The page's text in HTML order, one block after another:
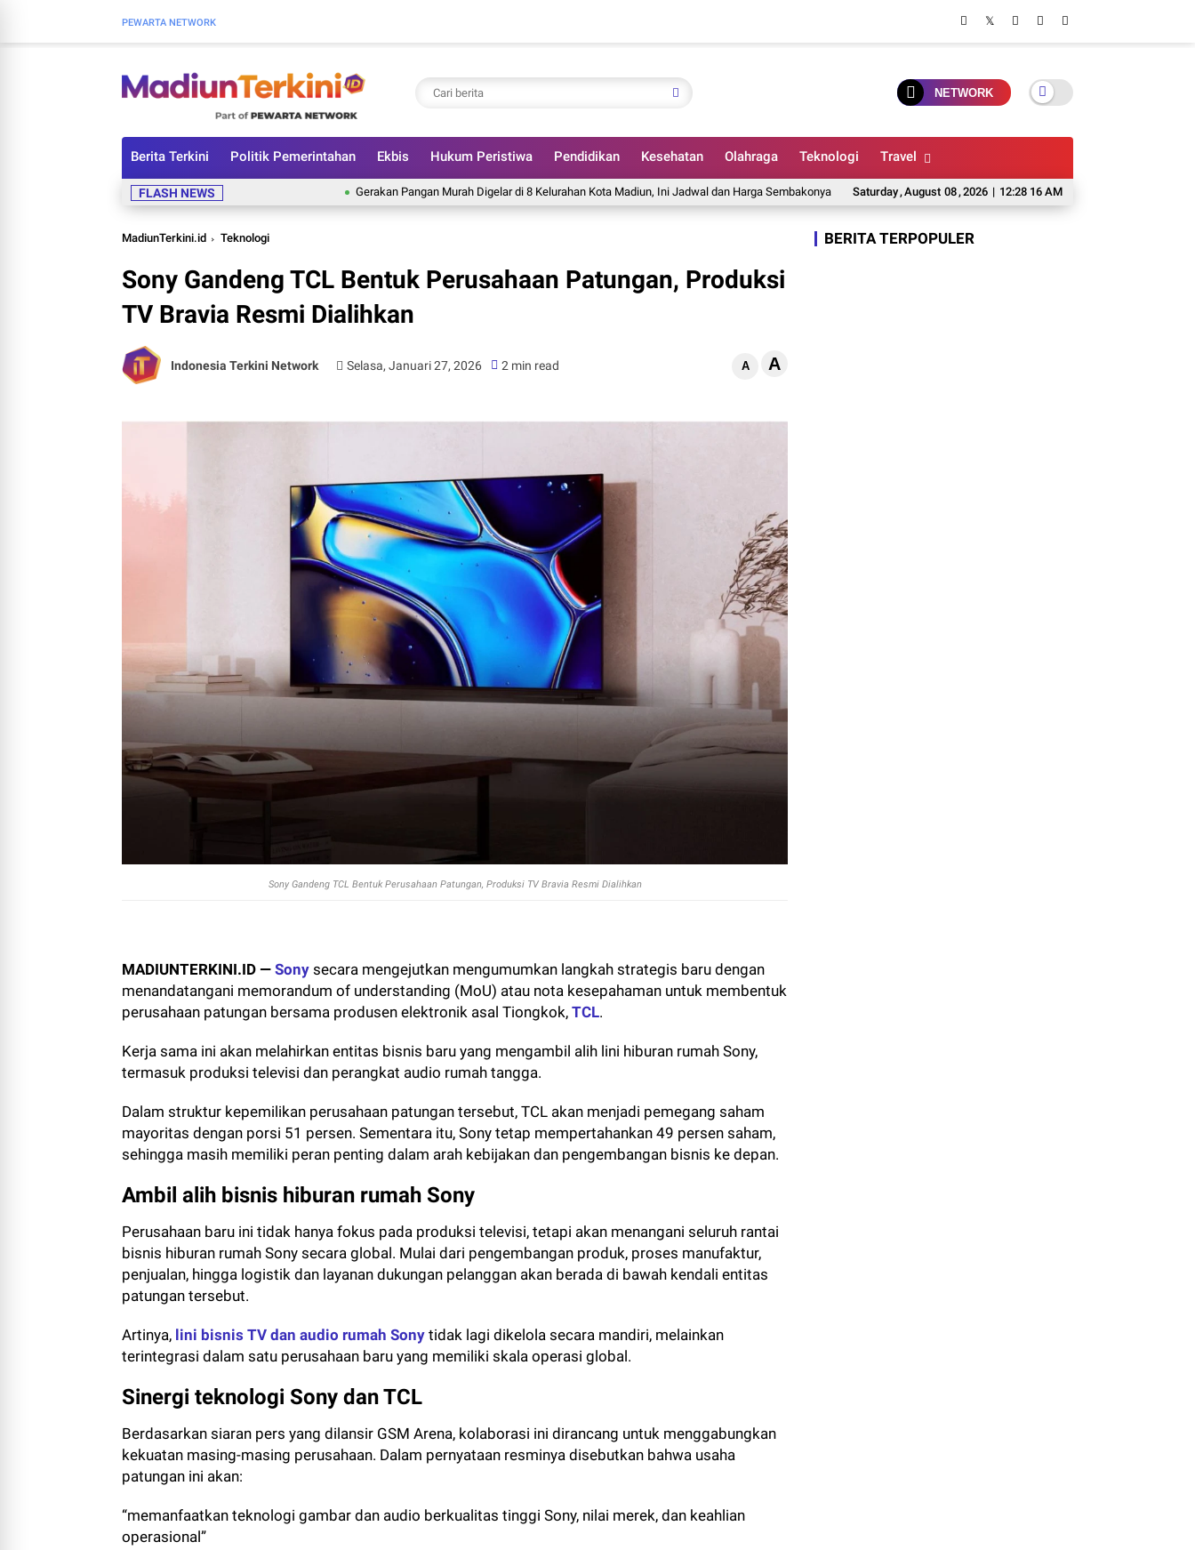
PEWARTA NETWORK
NETWORK
Berita Terkini Politik Pemerintahan Ekbis Hukum Peristiwa Pendidikan Kesehatan Olahraga Teknologi Travel
Saturday,August 08,2026 | 12:28 17 AM
FLASH NEWS Gerakan Pangan Murah Digelar di 8 Kelurahan Kota Madiun, Ini Jadwal dan Harga Sembakonya Pemkot Madiun Buka Seleksi 4 Jabatan Kepala OPD, ASN Seluruh
MadiunTerkini.id Teknologi
Sony Gandeng TCL Bentuk Perusahaan Patungan, Produksi
TV Bravia Resmi Dialihkan
Indonesia Terkini Network Selasa, Januari 27, 2026 2 min read A A
Sony Gandeng TCL Bentuk Perusahaan Patungan, Produksi TV Bravia Resmi Dialihkan
MADIUNTERKINI.ID — Sony secara mengejutkan mengumumkan langkah strategis baru dengan
menandatangani memorandum of understanding (MoU) atau nota kesepahaman untuk membentuk
perusahaan patungan bersama produsen elektronik asal Tiongkok, TCL.
Kerja sama ini akan melahirkan entitas bisnis baru yang mengambil alih lini hiburan rumah Sony,
termasuk produksi televisi dan perangkat audio rumah tangga.
Dalam struktur kepemilikan perusahaan patungan tersebut, TCL akan menjadi pemegang saham
mayoritas dengan porsi 51 persen. Sementara itu, Sony tetap mempertahankan 49 persen saham,
sehingga masih memiliki peran penting dalam arah kebijakan dan pengembangan bisnis ke depan.
Ambil alih bisnis hiburan rumah Sony
Perusahaan baru ini tidak hanya fokus pada produksi televisi, tetapi akan menangani seluruh rantai
bisnis hiburan rumah Sony secara global. Mulai dari pengembangan produk, proses manufaktur,
penjualan, hingga logistik dan layanan dukungan pelanggan akan berada di bawah kendali entitas
patungan tersebut.
Artinya, lini bisnis TV dan audio rumah Sony tidak lagi dikelola secara mandiri, melainkan
terintegrasi dalam satu perusahaan baru yang memiliki skala operasi global.
Sinergi teknologi Sony dan TCL
Berdasarkan siaran pers yang dilansir GSM Arena, kolaborasi ini dirancang untuk menggabungkan
kekuatan masing-masing perusahaan. Dalam pernyataan resminya disebutkan bahwa usaha
patungan ini akan:
“memanfaatkan teknologi gambar dan audio berkualitas tinggi Sony, nilai merek, dan keahlian
operasional”
BERITA TERPOPULER